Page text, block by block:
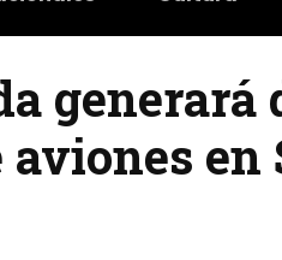
generará
en